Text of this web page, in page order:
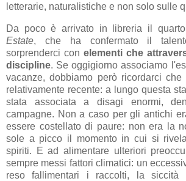
letterarie, naturalistiche e non solo sulle
Da poco è arrivato in libreria il
Estate, che ha confermato il
sorprenderci con elementi che
discipline. Se oggigiorno associamo
vacanze, dobbiamo però ricordarci
relativamente recente: a lungo questa
stata associata a disagi enormi,
campagne. Non a caso per gli antichi
essere costellato di paure: non era la
sole a picco il momento in cui si
spiriti. E ad alimentare ulteriori
sempre messi fattori climatici: un
reso fallimentari i raccolti, la